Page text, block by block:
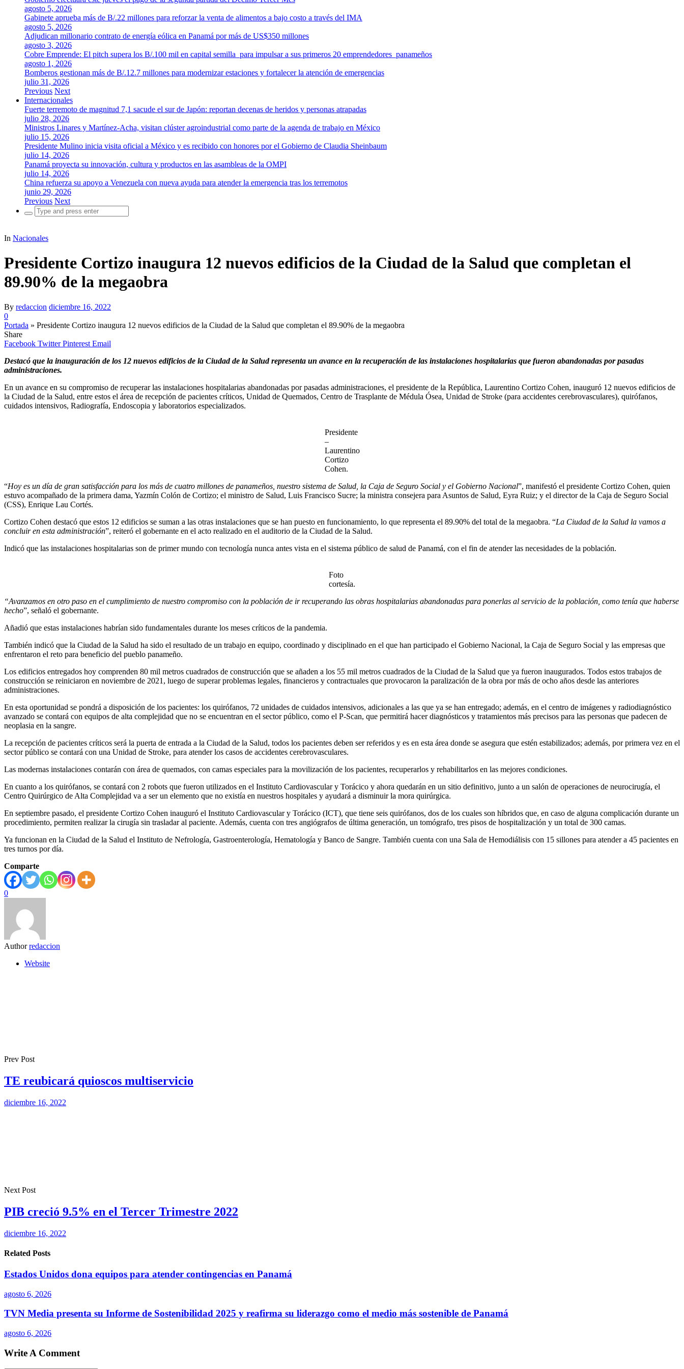
agosto 5, 2026
Gabinete aprueba más de B/.22 millones para reforzar la venta de alimentos a bajo costo a través del IMA
agosto 5, 2026
Adjudican millonario contrato de energía eólica en Panamá por más de US$350 millones
agosto 3, 2026
Cobre Emprende: El pitch supera los B/.100 mil en capital semilla para impulsar a sus primeros 20 emprendedores panameños
agosto 1, 2026
Bomberos gestionan más de B/.12.7 millones para modernizar estaciones y fortalecer la atención de emergencias
julio 31, 2026
Previous Next
Internacionales
Fuerte terremoto de magnitud 7,1 sacude el sur de Japón: reportan decenas de heridos y personas atrapadas
julio 28, 2026
Ministros Linares y Martínez-Acha, visitan clúster agroindustrial como parte de la agenda de trabajo en México
julio 15, 2026
Presidente Mulino inicia visita oficial a México y es recibido con honores por el Gobierno de Claudia Sheinbaum
julio 14, 2026
Panamá proyecta su innovación, cultura y productos en las asambleas de la OMPI
julio 14, 2026
China refuerza su apoyo a Venezuela con nueva ayuda para atender la emergencia tras los terremotos
junio 29, 2026
Previous Next
Search
for:
In Nacionales
Presidente Cortizo inaugura 12 nuevos edificios de la Ciudad de la Salud que completan el
89.90% de la megaobra
By redaccion diciembre 16, 2022
0
Portada » Presidente Cortizo inaugura 12 nuevos edificios de la Ciudad de la Salud que completan el 89.90% de la megaobra
Share
Facebook Twitter Pinterest Email
Destacó que la inauguración de los 12 nuevos edificios de la Ciudad de la Salud representa un avance en la recuperación de las instalaciones hospitalarias que fueron abandonadas por pasadas
administraciones.
En un avance en su compromiso de recuperar las instalaciones hospitalarias abandonadas por pasadas administraciones, el presidente de la República, Laurentino Cortizo Cohen, inauguró 12 nuevos edificios de
la Ciudad de la Salud, entre estos el área de recepción de pacientes críticos, Unidad de Quemados, Centro de Trasplante de Médula Ósea, Unidad de Stroke (para accidentes cerebrovasculares), quirófanos,
cuidados intensivos, Radiografía, Endoscopia y laboratorios especializados.
Presidente
–
Laurentino
Cortizo
Cohen.
“Hoy es un día de gran satisfacción para los más de cuatro millones de panameños, nuestro sistema de Salud, la Caja de Seguro Social y el Gobierno Nacional”, manifestó el presidente Cortizo Cohen, quien
estuvo acompañado de la primera dama, Yazmín Colón de Cortizo; el ministro de Salud, Luis Francisco Sucre; la ministra consejera para Asuntos de Salud, Eyra Ruiz; y el director de la Caja de Seguro Social
(CSS), Enrique Lau Cortés.
Cortizo Cohen destacó que estos 12 edificios se suman a las otras instalaciones que se han puesto en funcionamiento, lo que representa el 89.90% del total de la megaobra. “La Ciudad de la Salud la vamos a
concluir en esta administración”, reiteró el gobernante en el acto realizado en el auditorio de la Ciudad de la Salud.
Indicó que las instalaciones hospitalarias son de primer mundo con tecnología nunca antes vista en el sistema público de salud de Panamá, con el fin de atender las necesidades de la población.
Foto
cortesía.
“Avanzamos en otro paso en el cumplimiento de nuestro compromiso con la población de ir recuperando las obras hospitalarias abandonadas para ponerlas al servicio de la población, como tenía que haberse
hecho”, señaló el gobernante.
Añadió que estas instalaciones habrían sido fundamentales durante los meses críticos de la pandemia.
También indicó que la Ciudad de la Salud ha sido el resultado de un trabajo en equipo, coordinado y disciplinado en el que han participado el Gobierno Nacional, la Caja de Seguro Social y las empresas que
enfrentaron el reto para beneficio del pueblo panameño.
Los edificios entregados hoy comprenden 80 mil metros cuadrados de construcción que se añaden a los 55 mil metros cuadrados de la Ciudad de la Salud que ya fueron inaugurados. Todos estos trabajos de
construcción se reiniciaron en noviembre de 2021, luego de superar problemas legales, financieros y contractuales que provocaron la paralización de la obra por más de ocho años desde las anteriores
administraciones.
En esta oportunidad se pondrá a disposición de los pacientes: los quirófanos, 72 unidades de cuidados intensivos, adicionales a las que ya se han entregado; además, en el centro de imágenes y radiodiagnóstico
avanzado se contará con equipos de alta complejidad que no se encuentran en el sector público, como el P-Scan, que permitirá hacer diagnósticos y tratamientos más precisos para las personas que padecen de
neoplasia en la sangre.
La recepción de pacientes críticos será la puerta de entrada a la Ciudad de la Salud, todos los pacientes deben ser referidos y es en esta área donde se asegura que estén estabilizados; además, por primera vez en el
sector público se contará con una Unidad de Stroke, para atender los casos de accidentes cerebrovasculares.
Las modernas instalaciones contarán con área de quemados, con camas especiales para la movilización de los pacientes, recuperarlos y rehabilitarlos en las mejores condiciones.
En cuanto a los quirófanos, se contará con 2 robots que fueron utilizados en el Instituto Cardiovascular y Torácico y ahora quedarán en un sitio definitivo, junto a un salón de operaciones de neurocirugía, el
Centro Quirúrgico de Alta Complejidad va a ser un elemento que no existía en nuestros hospitales y ayudará a disminuir la mora quirúrgica.
En septiembre pasado, el presidente Cortizo Cohen inauguró el Instituto Cardiovascular y Torácico (ICT), que tiene seis quirófanos, dos de los cuales son híbridos que, en caso de alguna complicación durante un
procedimiento, permiten realizar la cirugía sin trasladar al paciente. Además, cuenta con tres angiógrafos de última generación, un tomógrafo, tres pisos de hospitalización y un total de 300 camas.
Ya funcionan en la Ciudad de la Salud el Instituto de Nefrología, Gastroenterología, Hematología y Banco de Sangre. También cuenta con una Sala de Hemodiálisis con 15 sillones para atender a 45 pacientes en
tres turnos por día.
Comparte
0
Author redaccion
Website
Prev Post
TE reubicará quioscos multiservicio
diciembre 16, 2022
Next Post
PIB creció 9.5% en el Tercer Trimestre 2022
diciembre 16, 2022
Related Posts
Estados Unidos dona equipos para atender contingencias en Panamá
agosto 6, 2026
TVN Media presenta su Informe de Sostenibilidad 2025 y reafirma su liderazgo como el medio más sostenible de Panamá
agosto 6, 2026
Write A Comment